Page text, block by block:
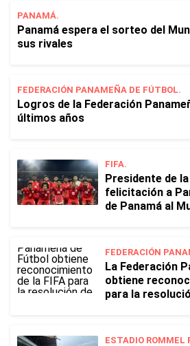
PANAMÁ.
Panamá espera el sorteo del
sus rivales
FEDERACIÓN PANAMEÑA DE FÚTBOL.
Logros de la Federación
últimos años
FIFA.
Presidente de
felicitación a
de Panamá al
FEDERACIÓN
La Federación
obtiene
para la
ESTADIO ROMMEL